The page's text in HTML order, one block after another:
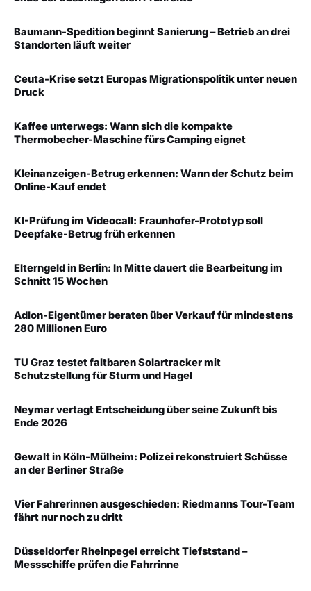
Baumann-Spedition beginnt Sanierung – Betrieb an drei
Standorten läuft weiter
Ceuta-Krise setzt Europas Migrationspolitik unter neuen
Druck
Kaffee unterwegs: Wann sich die kompakte
Thermobecher-Maschine fürs Camping eignet
Kleinanzeigen-Betrug erkennen: Wann der Schutz beim
Online-Kauf endet
KI-Prüfung im Videocall: Fraunhofer-Prototyp soll
Deepfake-Betrug früh erkennen
Elterngeld in Berlin: In Mitte dauert die Bearbeitung im
Schnitt 15 Wochen
Adlon-Eigentümer beraten über Verkauf für mindestens
280 Millionen Euro
TU Graz testet faltbaren Solartracker mit
Schutzstellung für Sturm und Hagel
Neymar vertagt Entscheidung über seine Zukunft bis
Ende 2026
Gewalt in Köln-Mülheim: Polizei rekonstruiert Schüsse
an der Berliner Straße
Vier Fahrerinnen ausgeschieden: Riedmanns Tour-Team
fährt nur noch zu dritt
Düsseldorfer Rheinpegel erreicht Tiefststand –
Messschiffe prüfen die Fahrrinne